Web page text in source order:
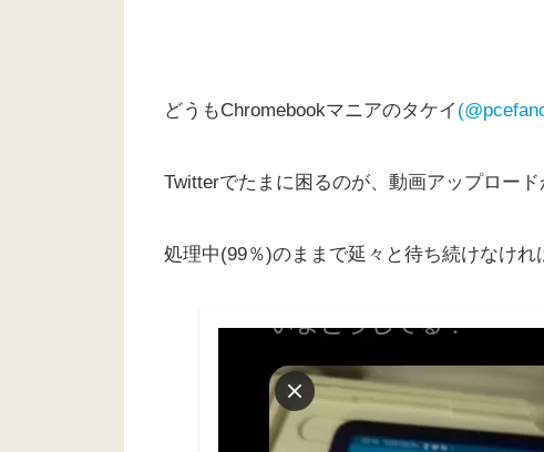
どうもChromebookマニアのタケイ
Twitterでたまに困るのが、動画アップロー
処理中(99％)のままで延々と待ち続けなけれ